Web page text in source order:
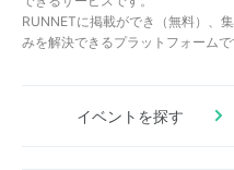
RUNNETに掲載ができ（無料）、
みを解決できるプラットフォームで
イベントを探す